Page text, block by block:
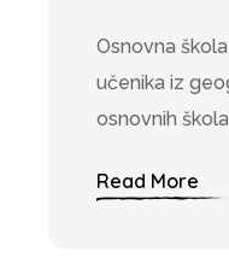
Osnovna
učenika iz
osnovnih
Read More